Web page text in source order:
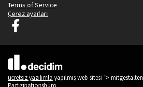
Terms of Service
Çerez ayarları
Decidim Ljubljana Facebook'ta
(Dış bağlantı)
ücretsiz yazılımla yapılmış web sitesi "> mitgestalten
Partizipationsbüro